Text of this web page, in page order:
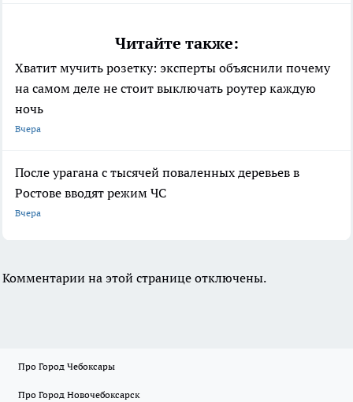
Читайте также:
Хватит мучить розетку: эксперты объяснили почему
на самом деле не стоит выключать роутер каждую
ночь
Вчера
После урагана с тысячей поваленных деревьев в
Ростове вводят режим ЧС
Вчера
Комментарии на этой странице отключены.
Про Город Чебоксары
Про Город Новочебоксарск